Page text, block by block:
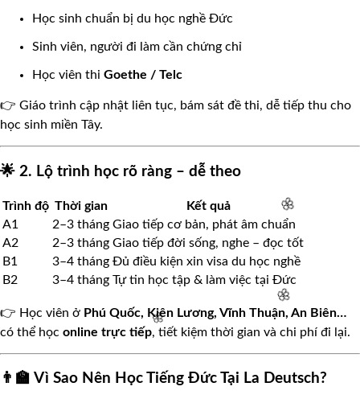
🌸
Học sinh chuẩn bị du học nghề Đức
Sinh viên, người đi làm cần chứng chỉ
Học viên thi Goethe / Telc
👉 Giáo trình cập nhật liên tục, bám sát đề thi, dễ tiếp thu cho
học sinh miền Tây.
🌟 2. Lộ trình học rõ ràng – dễ theo
Trình độ Thời gian
Kết quả
A1
2–3 tháng Giao tiếp cơ bản, phát âm chuẩn
A2
2–3 tháng Giao tiếp đời sống, nghe – đọc tốt
B1
3–4 tháng Đủ điều kiện xin visa du học nghề
B2
3–4 tháng Tự tin học tập & làm việc tại Đức
👉 Học viên ở Phú Quốc, Kiên Lương, Vĩnh Thuận, An Biên…
có thể học online trực tiếp, tiết kiệm thời gian và chi phí đi lại.
👨‍🏫 Vì Sao Nên Học Tiếng Đức Tại La Deutsch?